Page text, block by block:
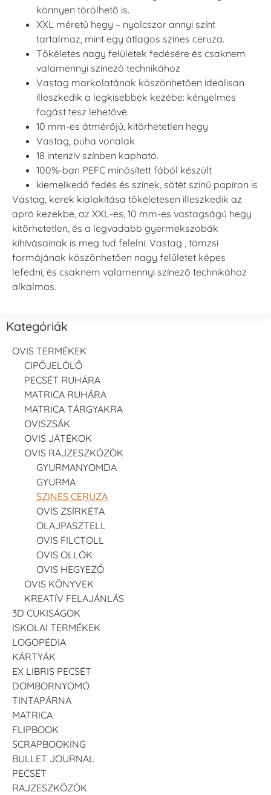
könnyen törölhető is.
XXL méretű hegy – nyolcszor annyi színt
tartalmaz, mint egy átlagos színes ceruza.
Tökéletes nagy felületek fedésére és csaknem
valamennyi színező technikához
Vastag markolatának köszönhetően ideálisan
illeszkedik a legkisebbek kezébe: kényelmes
fogást tesz lehetővé.
10 mm-es átmérőjű, kitörhetetlen hegy
Vastag, puha vonalak
18 intenzív színben kapható.
100%-ban PEFC minősített fából készült
kiemelkedő fedés és színek, sötét színű papíron is
Vastag, kerek kialakítása tökéletesen illeszkedik az
apró kezekbe, az XXL-es, 10 mm-es vastagságú hegy
kitörhetetlen, és a legvadabb gyermekszobák
kihívásainak is meg tud felelni. Vastag , tömzsi
formájának köszönhetően nagy felületet képes
lefedni, és csaknem valamennyi színező technikához
alkalmas.
Kategóriák
OVIS TERMÉKEK
CIPŐJELÖLŐ
PECSÉT RUHÁRA
MATRICA RUHÁRA
MATRICA TÁRGYAKRA
OVISZSÁK
OVIS JÁTÉKOK
OVIS RAJZESZKÖZÖK
GYURMANYOMDA
GYURMA
SZINES CERUZA
OVIS ZSÍRKÉTA
OLAJPASZTELL
OVIS FILCTOLL
OVIS OLLÓK
OVIS HEGYEZŐ
OVIS KÖNYVEK
KREATÍV FELAJÁNLÁS
3D CUKISÁGOK
ISKOLAI TERMÉKEK
LOGOPÉDIA
KÁRTYÁK
EX LIBRIS PECSÉT
DOMBORNYOMÓ
TINTAPÁRNA
MATRICA
FLIPBOOK
SCRAPBOOKING
BULLET JOURNAL
PECSÉT
RAJZESZKÖZÖK